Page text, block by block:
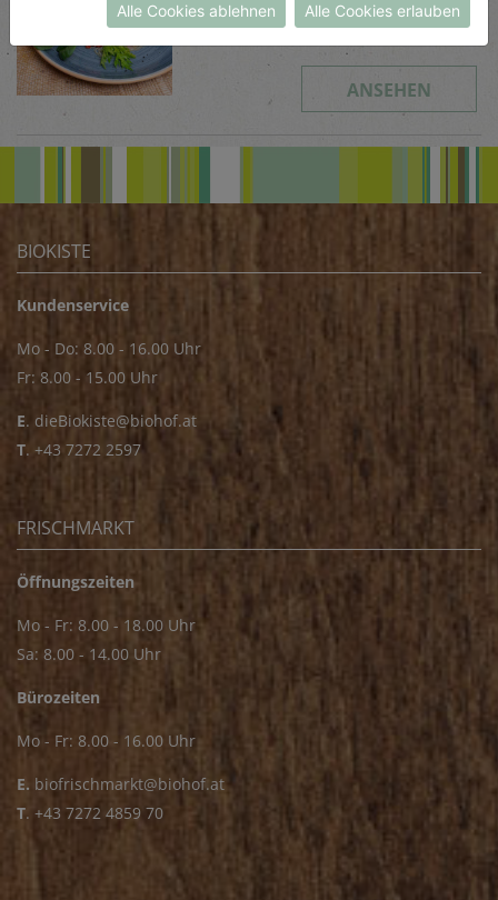
Schwierigkeit
ANSEHEN
BIOKISTE
Kundenservice
Mo - Do: 8.00 - 16.00 Uhr
Fr: 8.00 - 15.00 Uhr
E. dieBiokiste@biohof.at
T. +43 7272 2597
FRISCHMARKT
Öffnungszeiten
Mo - Fr: 8.00 - 18.00 Uhr
Sa: 8.00 - 14.00 Uhr
Bürozeiten
Mo - Fr: 8.00 - 16.00 Uhr
E. biofrischmarkt@biohof.at
T. +43 7272 4859 70
Alle Cookies ablehnen Alle Cookies erlauben